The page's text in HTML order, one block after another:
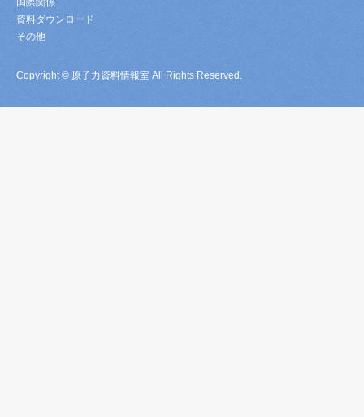
国際関係
資料ダウンロード
その他
Copyright © 原子力資料情報室 All Rights Reserved.